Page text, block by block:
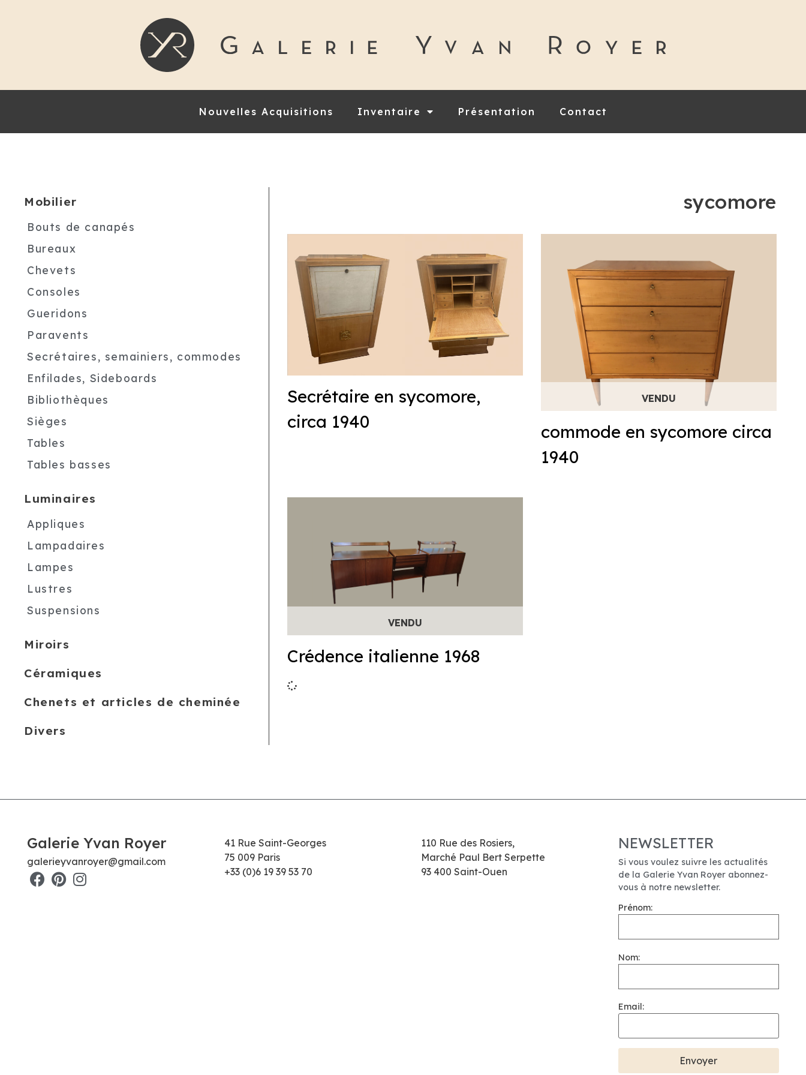
Nouvelles Acquisitions Inventaire Présentation Contact
Mobilier
Bouts de canapés
Bureaux
Chevets
Consoles
Gueridons
Paravents
Secrétaires, semainiers, commodes
Enfilades, Sideboards
Bibliothèques
Sièges
Tables
Tables basses
Luminaires
Appliques
Lampadaires
Lampes
Lustres
Suspensions
Miroirs
Céramiques
Chenets et articles de cheminée
Divers
sycomore
Secrétaire en sycomore,
circa 1940
commode en sycomore circa
1940
Crédence italienne 1968
Galerie Yvan Royer
galerieyvanroyer@gmail.com
41 Rue Saint-Georges
75 009 Paris
+33 (0)6 19 39 53 70
110 Rue des Rosiers,
Marché Paul Bert Serpette
93 400 Saint-Ouen
NEWSLETTER
Si vous voulez suivre les actualités
de la Galerie Yvan Royer abonnez-
vous à notre newsletter.
Prénom:
Nom:
Email: